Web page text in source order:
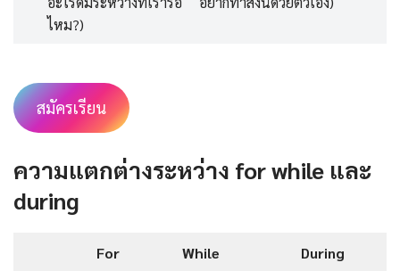
ไหม?)
สมัครเรียน
ความแตกต่างระหว่าง for while และ
during
For While During